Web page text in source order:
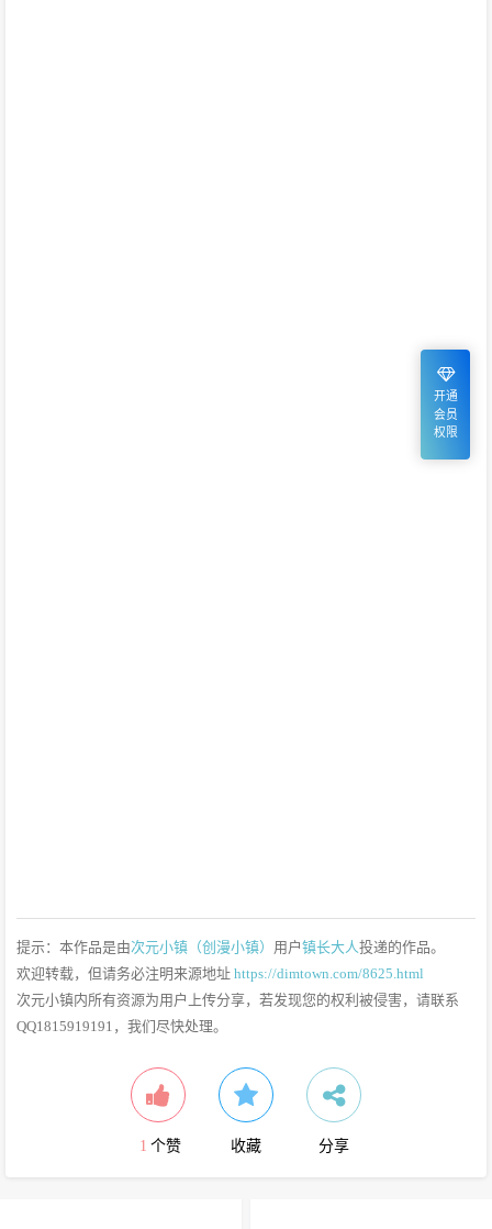
提示：本作品是由次元小镇（创漫小镇） 用户镇长大人投递的作品。
欢迎转载，但请务必注明来源地址 https://dimtown.com/8625.html
次元小镇内所有资源为用户上传分享，若发现您的权利被侵害，请联系
QQ1815919191，我们尽快处理。
1 个赞 收藏 分享
开通
会员
权限